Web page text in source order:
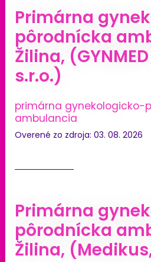
Primárna
pôrodnícka
Žilina,
s.r.o.)
primárna gynekologicko-
ambulancia
Overené zo zdroja: 03. 08. 2026
Primárna
pôrodnícka
Žilina,